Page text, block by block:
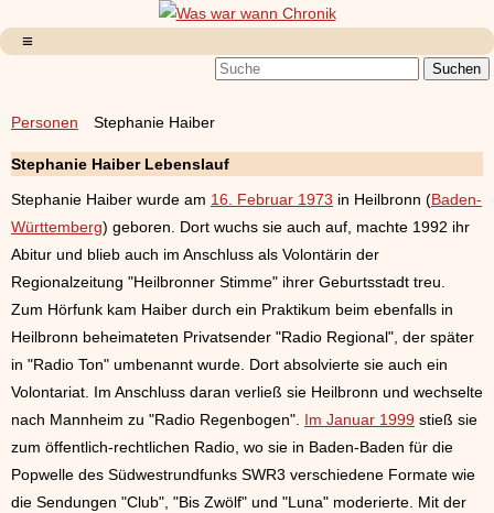
Personen Stephanie Haiber
Stephanie Haiber Lebenslauf
Stephanie Haiber wurde am 16. Februar 1973 in Heilbronn (Baden-
Württemberg) geboren. Dort wuchs sie auch auf, machte 1992 ihr
Abitur und blieb auch im Anschluss als Volontärin der
Regionalzeitung "Heilbronner Stimme" ihrer Geburtsstadt treu.
Zum Hörfunk kam Haiber durch ein Praktikum beim ebenfalls in
Heilbronn beheimateten Privatsender "Radio Regional", der später
in "Radio Ton" umbenannt wurde. Dort absolvierte sie auch ein
Volontariat. Im Anschluss daran verließ sie Heilbronn und wechselte
nach Mannheim zu "Radio Regenbogen". Im Januar 1999 stieß sie
zum öffentlich-rechtlichen Radio, wo sie in Baden-Baden für die
Popwelle des Südwestrundfunks SWR3 verschiedene Formate wie
die Sendungen "Club", "Bis Zwölf" und "Luna" moderierte. Mit der